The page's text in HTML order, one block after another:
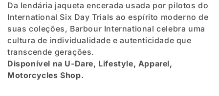
Da lendária jaqueta encerada usada por pilotos do
International Six Day Trials ao espírito moderno de
suas coleções, Barbour International celebra uma
cultura de individualidade e autenticidade que
transcende gerações.
Disponível na U-Dare, Lifestyle, Apparel,
Motorcycles Shop.